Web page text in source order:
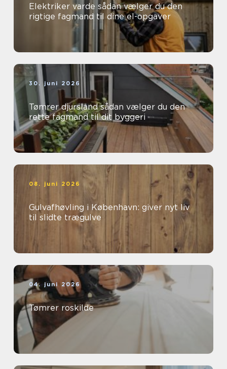
Elektriker varde sådan vælger du den
rigtige fagmand til dine el-opgaver
30. juni 2026
Tømrer djursland sådan vælger du den
rette fagmand til dit byggeri
08. juni 2026
Gulvafhøvling i København: giver nyt liv
til slidte trægulve
04. juni 2026
Tømrer roskilde